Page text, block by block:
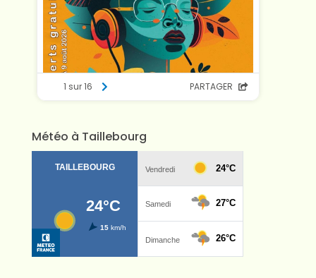
Météo à Taillebourg